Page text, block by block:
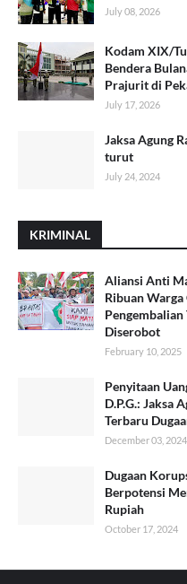
July 08, 2026
Kodam XIX/
Bendera
Prajurit di
July 17, 2026
Jaksa Agung
turut
July 24, 2024
KRIMINAL
Aliansi Anti
Ribuan
Pengembalian
Diserobot
February 10, 2025
Penyitaan
D.P.G.: Jaksa
Terbaru
December 03, 2024
Dugaan
Berpotensi
Rupiah
October 17, 2024